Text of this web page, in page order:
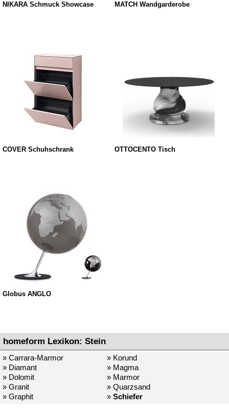
NIKARA Schmuck Showcase MATCH Wandgarderobe
COVER Schuhschrank OTTOCENTO Tisch
Globus ANGLO
homeform Lexikon: Stein
» Carrara-Marmor
» Diamant
» Dolomit
» Granit
» Graphit
» Korund
» Magma
» Marmor
» Quarzsand
» Schiefer